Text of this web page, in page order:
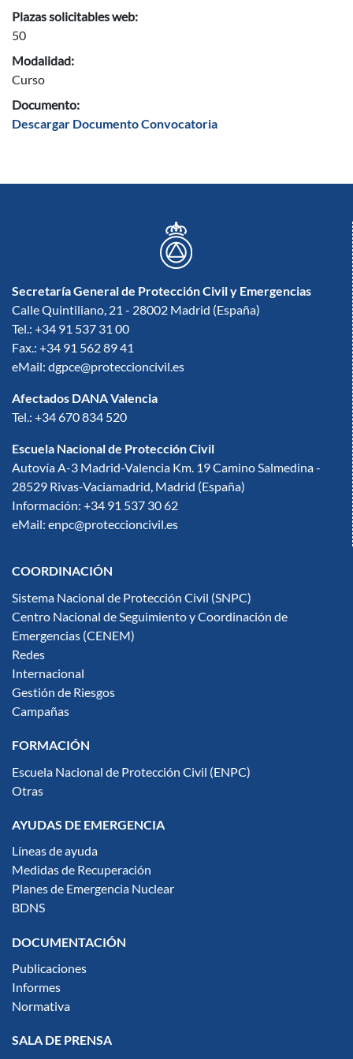
Plazas solicitables web:
50
Modalidad:
Curso
Documento:
Descargar Documento Convocatoria
Secretaría General de Protección Civil y Emergencias
Calle Quintiliano, 21 - 28002 Madrid (España)
Tel.: +34 91 537 31 00
Fax.: +34 91 562 89 41
eMail: dgpce@proteccioncivil.es
Afectados DANA Valencia
Tel.: +34 670 834 520
Escuela Nacional de Protección Civil
Autovía A-3 Madrid-Valencia Km. 19 Camino Salmedina -
28529 Rivas-Vaciamadrid, Madrid (España)
Información: +34 91 537 30 62
eMail: enpc@proteccioncivil.es
COORDINACIÓN
Sistema Nacional de Protección Civil (SNPC)
Centro Nacional de Seguimiento y Coordinación de
Emergencias (CENEM)
Redes
Internacional
Gestión de Riesgos
Campañas
FORMACIÓN
Escuela Nacional de Protección Civil (ENPC)
Otras
AYUDAS DE EMERGENCIA
Líneas de ayuda
Medidas de Recuperación
Planes de Emergencia Nuclear
BDNS
DOCUMENTACIÓN
Publicaciones
Informes
Normativa
SALA DE PRENSA